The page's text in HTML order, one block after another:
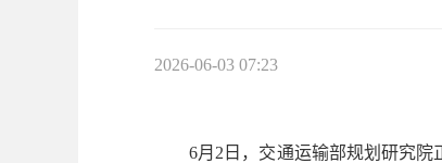
2026-06-03 07:23
6月2日，交通运输部规划研究院正